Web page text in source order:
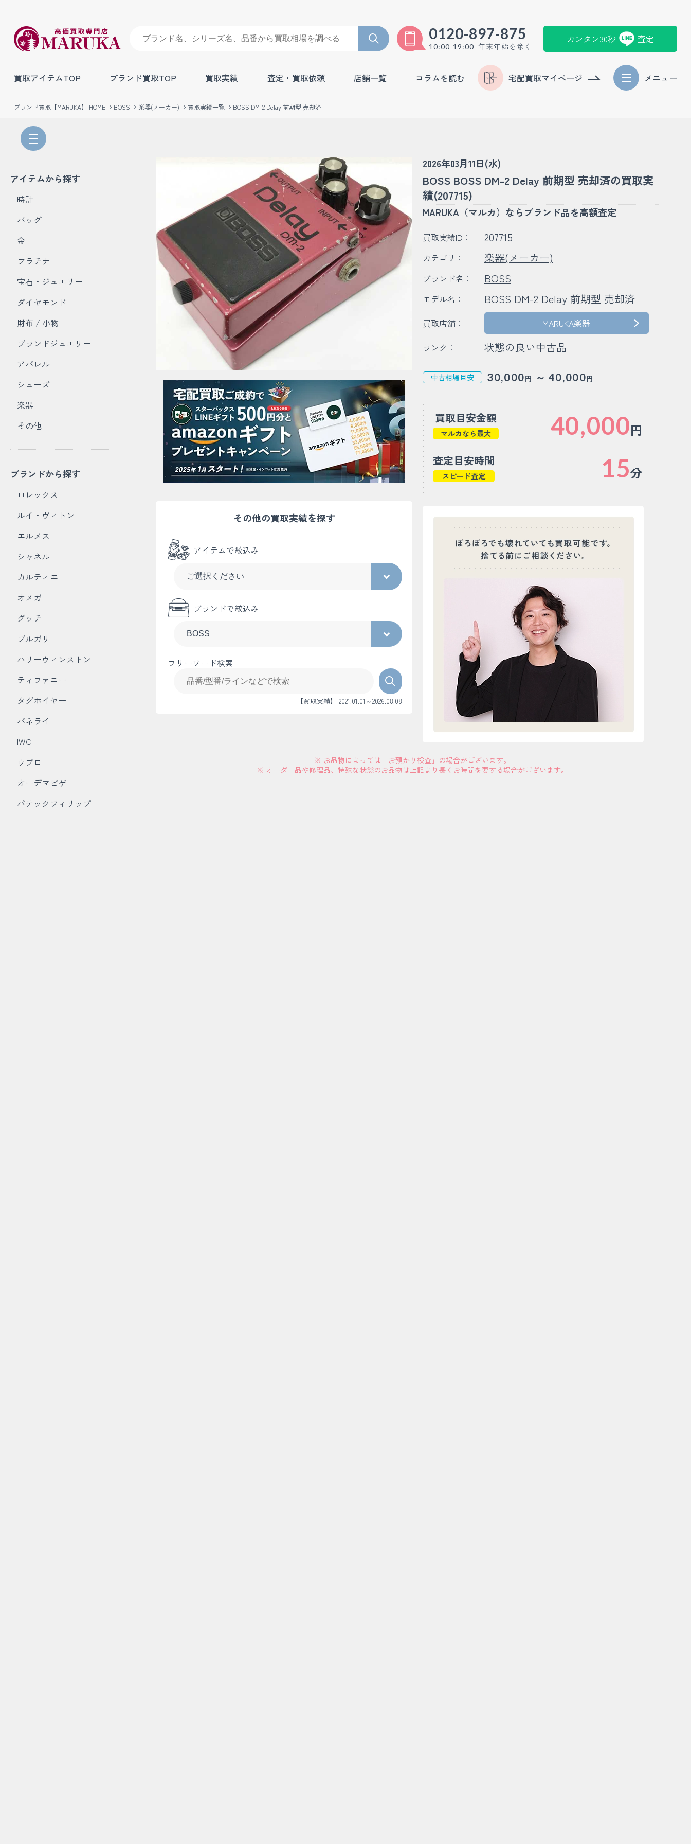
0120-897-875
10:00-19:00 年末年始を除く
カンタン30秒 査定
買取アイテムTOP ブランド買取TOP 買取実績 査定・買取依頼 店舗一覧 コラムを読む 宅配買取マイページ メニュー
ブランド買取【MARUKA】 HOME BOSS 楽器(メーカー) 買取実績一覧 BOSS DM-2 Delay 前期型 売却済
アイテムから探す
時計
バッグ
金
プラチナ
宝石・ジュエリー
ダイヤモンド
財布 / 小物
ブランドジュエリー
アパレル
シューズ
楽器
その他
ブランドから探す
ロレックス
ルイ・ヴィトン
エルメス
シャネル
カルティエ
オメガ
グッチ
ブルガリ
ハリーウィンストン
ティファニー
タグホイヤー
パネライ
IWC
ウブロ
オーデマピゲ
パテックフィリップ
その他の買取実績を探す
アイテムで絞込み
ブランドで絞込み
フリーワード検索
【買取実績】 2021.01.01～2026.08.08
2026年03月11日(水)
BOSS BOSS DM-2 Delay 前期型 売却済の買取実
績(207715)
MARUKA（マルカ）ならブランド品を高額査定
買取実績ID： 207715
カテゴリ： 楽器(メーカー)
ブランド名： BOSS
モデル名： BOSS DM-2 Delay 前期型 売却済
買取店舗：
MARUKA楽器
ランク：
状態の良い中古品
中古相場目安 30,000円 ～ 40,000円
買取目安金額
マルカなら最大 40,000円
査定目安時間
スピード査定 15分
※ お品物によっては「お預かり検査」の場合がございます。
※ オーダー品や修理品、特殊な状態のお品物は上記より長くお時間を要する場合がございます。